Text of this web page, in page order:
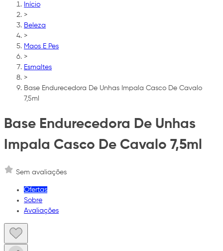
Início
>
Beleza
>
Maos E Pes
>
Esmaltes
>
Base Endurecedora De Unhas Impala Casco De Cavalo
7,5ml
Base Endurecedora De Unhas
Impala Casco De Cavalo 7,5ml
Sem avaliações
Ofertas
Sobre
Avaliações